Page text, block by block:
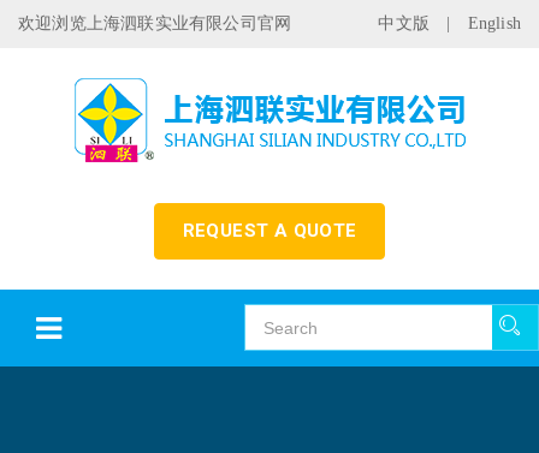
欢迎浏览上海泗联实业有限公司官网 中文版 English
REQUEST A QUOTE